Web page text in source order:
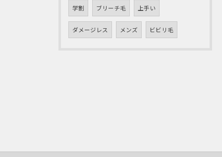
学割 ブリーチ毛 上手い
ダメージレス メンズ ビビリ毛